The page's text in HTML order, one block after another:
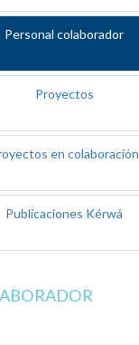
Personal colaborador
Proyectos
en colaboración
Publicaciones Kérwá